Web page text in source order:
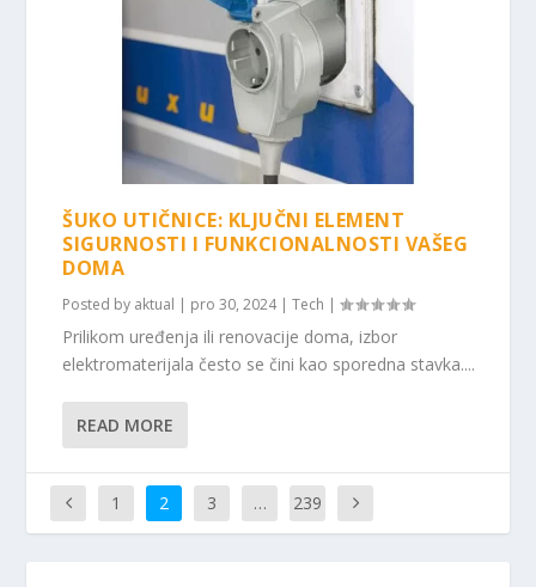
ŠUKO UTIČNICE: KLJUČNI ELEMENT
SIGURNOSTI I FUNKCIONALNOSTI VAŠEG
DOMA
Posted by aktual | pro 30, 2024|Tech |
Prilikom uređenja ili renovacije doma, izbor
elektromaterijala često se čini kao sporedna stavka....
READ MORE
1 2 3 … 239